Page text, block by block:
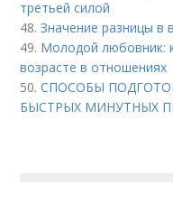
третьей силой
48.Значение разницы в
49. Молодой любовник:
возрасте в отношениях
50.СПОСОБЫ
БЫСТРЫХ МИНУТНЫХ